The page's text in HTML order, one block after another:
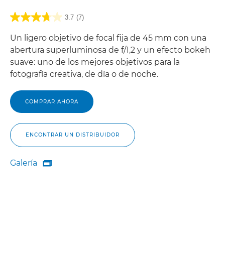
3.7 (7)
Un ligero objetivo de focal fija de 45 mm con una
abertura superluminosa de f/1,2 y un efecto bokeh
suave: uno de los mejores objetivos para la
fotografía creativa, de día o de noche.
COMPRAR AHORA
ENCONTRAR UN DISTRIBUIDOR
Galería
Galería
